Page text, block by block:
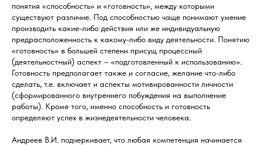
понятия «способность» и «готовность», между которыми
существуют различие. Под способностью чаще понимают умение
производить какие-либо действия или же индивидуальную
предрасположенность к какому-либо виду деятельности. Понятию
«готовность» в большей степени присущ процессный
(деятельностный) аспект – «подготовленный к использованию».
Готовность предполагает также и согласие, желание что-либо
сделать, т.е. включает и аспекты мотивированности личности
(сформированного внутреннего побуждения на выполнение
работы). Кроме того, именно способность и готовность
определяют успех в жизнедеятельности человека.
Андреев В.И. подчеркивает, что любая компетенция начинается